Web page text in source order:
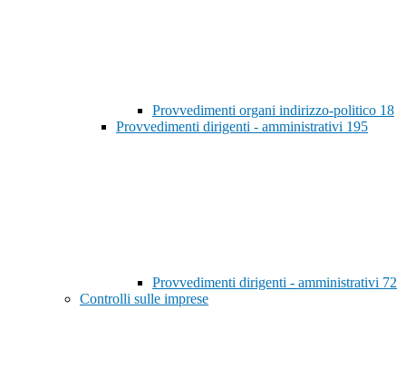
Provvedimenti organi indirizzo-politico 18
Provvedimenti dirigenti - amministrativi 195
Provvedimenti dirigenti - amministrativi 72
Controlli sulle imprese